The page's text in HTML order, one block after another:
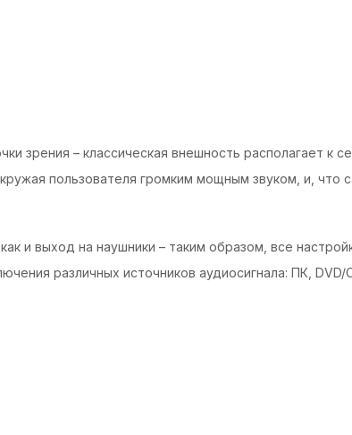
зрения – классическая внешность располагает к
пользователя громким мощным звуком, и, что
и выход на наушники – таким образом, все
различных источников аудиосигнала: ПК, DVD/